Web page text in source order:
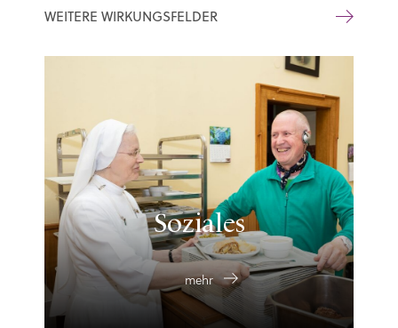
WEITERE WIRKUNGSFELDER
Soziales
mehr